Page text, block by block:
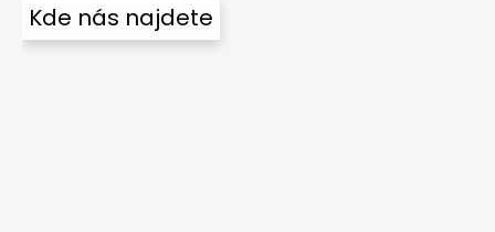
Kde nás najdete